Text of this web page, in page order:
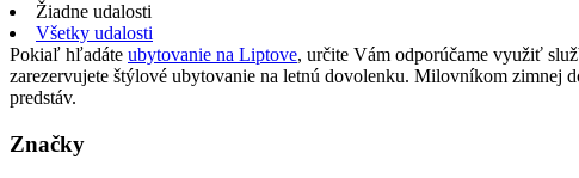
Žiadne udalosti
Všetky udalosti
Pokiaľ hľadáte ubytovanie na Liptove, určite Vám odporúčame využiť
zarezervujete štýlové ubytovanie na letnú dovolenku. Milovníkom zimnej
predstáv.
Značky